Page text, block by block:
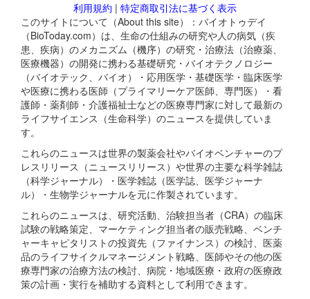
利用規約 | 特定商取引法に基づく表示
このサイトについて（About this site）：バイオトゥデイ
（BioToday.com）は、生命の仕組みの研究や人の病気（疾
患、疾病）のメカニズム（機序）の研究・治療法（治療薬、
医療機器）の開発に携わる基礎研究・バイオテクノロジー
（バイオテック、バイオ）・応用医学・基礎医学・臨床医学
や医療に携わる医師（プライマリーケア医師、専門医）・看
護師・薬剤師・介護福祉士などの医療専門家に対して最新の
ライフサイエンス（生命科学）のニュースを提供していま
す。
これらのニュースは世界の製薬会社やバイオベンチャーのプ
レスリリース（ニュースリリース）や世界の主要な科学雑誌
（科学ジャーナル）・医学雑誌（医学誌、医学ジャーナ
ル）・生物学ジャーナルを元に作製されています。
これらのニュースは、研究活動、治験担当者（CRA）の臨床
試験の戦略策定、マーケティング担当者の販売戦略、ベンチ
ャーキャピタリストの投資先（ファイナンス）の検討、医薬
品のライフサイクルマネージメント戦略、医師やその他の医
療専門家の治療方法の検討、病院・地域医療・政府の医療政
策の計画・実行を補助する資料として利用できます。